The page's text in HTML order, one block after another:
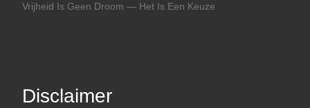
Vrijheid Is Geen Droom — Het Is Een Keuze
Disclaimer